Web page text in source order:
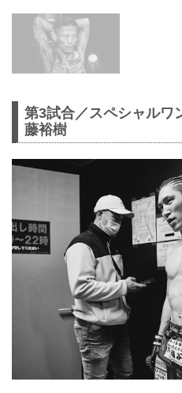
第3試合／スペシャルワ
藤裕樹